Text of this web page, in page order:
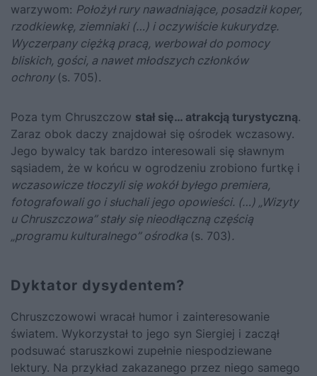
warzywom: Położył rury nawadniające, posadził koper,
rzodkiewkę, ziemniaki (…) i oczywiście kukurydzę.
Wyczerpany ciężką pracą, werbował do pomocy
bliskich, gości, a nawet młodszych członków
ochrony (s. 705).
Poza tym Chruszczow stał się… atrakcją turystyczną.
Zaraz obok daczy znajdował się ośrodek wczasowy.
Jego bywalcy tak bardzo interesowali się sławnym
sąsiadem, że w końcu w ogrodzeniu zrobiono furtkę i
wczasowicze tłoczyli się wokół byłego premiera,
fotografowali go i słuchali jego opowieści. (…) „Wizyty
u Chruszczowa” stały się nieodłączną częścią
„programu kulturalnego” ośrodka (s. 703).
Dyktator dysydentem?
Chruszczowowi wracał humor i zainteresowanie
światem. Wykorzystał to jego syn Siergiej i zaczął
podsuwać staruszkowi zupełnie niespodziewane
lektury. Na przykład zakazanego przez niego samego